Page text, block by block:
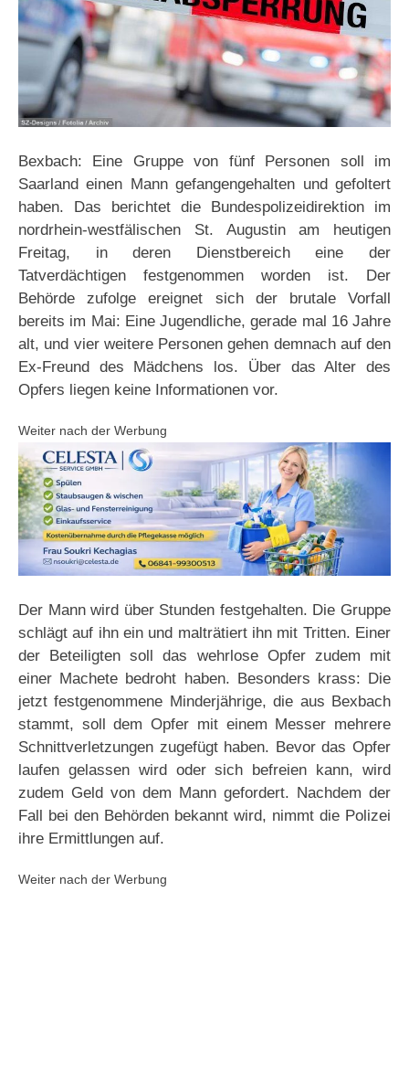
Bexbach: Eine Gruppe von fünf Personen soll im
Saarland einen Mann gefangengehalten und gefoltert
haben. Das berichtet die Bundespolizeidirektion im
nordrhein-westfälischen St. Augustin am heutigen
Freitag, in deren Dienstbereich eine der
Tatverdächtigen festgenommen worden ist. Der
Behörde zufolge ereignet sich der brutale Vorfall
bereits im Mai: Eine Jugendliche, gerade mal 16 Jahre
alt, und vier weitere Personen gehen demnach auf den
Ex-Freund des Mädchens los. Über das Alter des
Opfers liegen keine Informationen vor.
Weiter nach der Werbung
Der Mann wird über Stunden festgehalten. Die Gruppe
schlägt auf ihn ein und malträtiert ihn mit Tritten. Einer
der Beteiligten soll das wehrlose Opfer zudem mit
einer Machete bedroht haben. Besonders krass: Die
jetzt festgenommene Minderjährige, die aus Bexbach
stammt, soll dem Opfer mit einem Messer mehrere
Schnittverletzungen zugefügt haben. Bevor das Opfer
laufen gelassen wird oder sich befreien kann, wird
zudem Geld von dem Mann gefordert. Nachdem der
Fall bei den Behörden bekannt wird, nimmt die Polizei
ihre Ermittlungen auf.
Weiter nach der Werbung